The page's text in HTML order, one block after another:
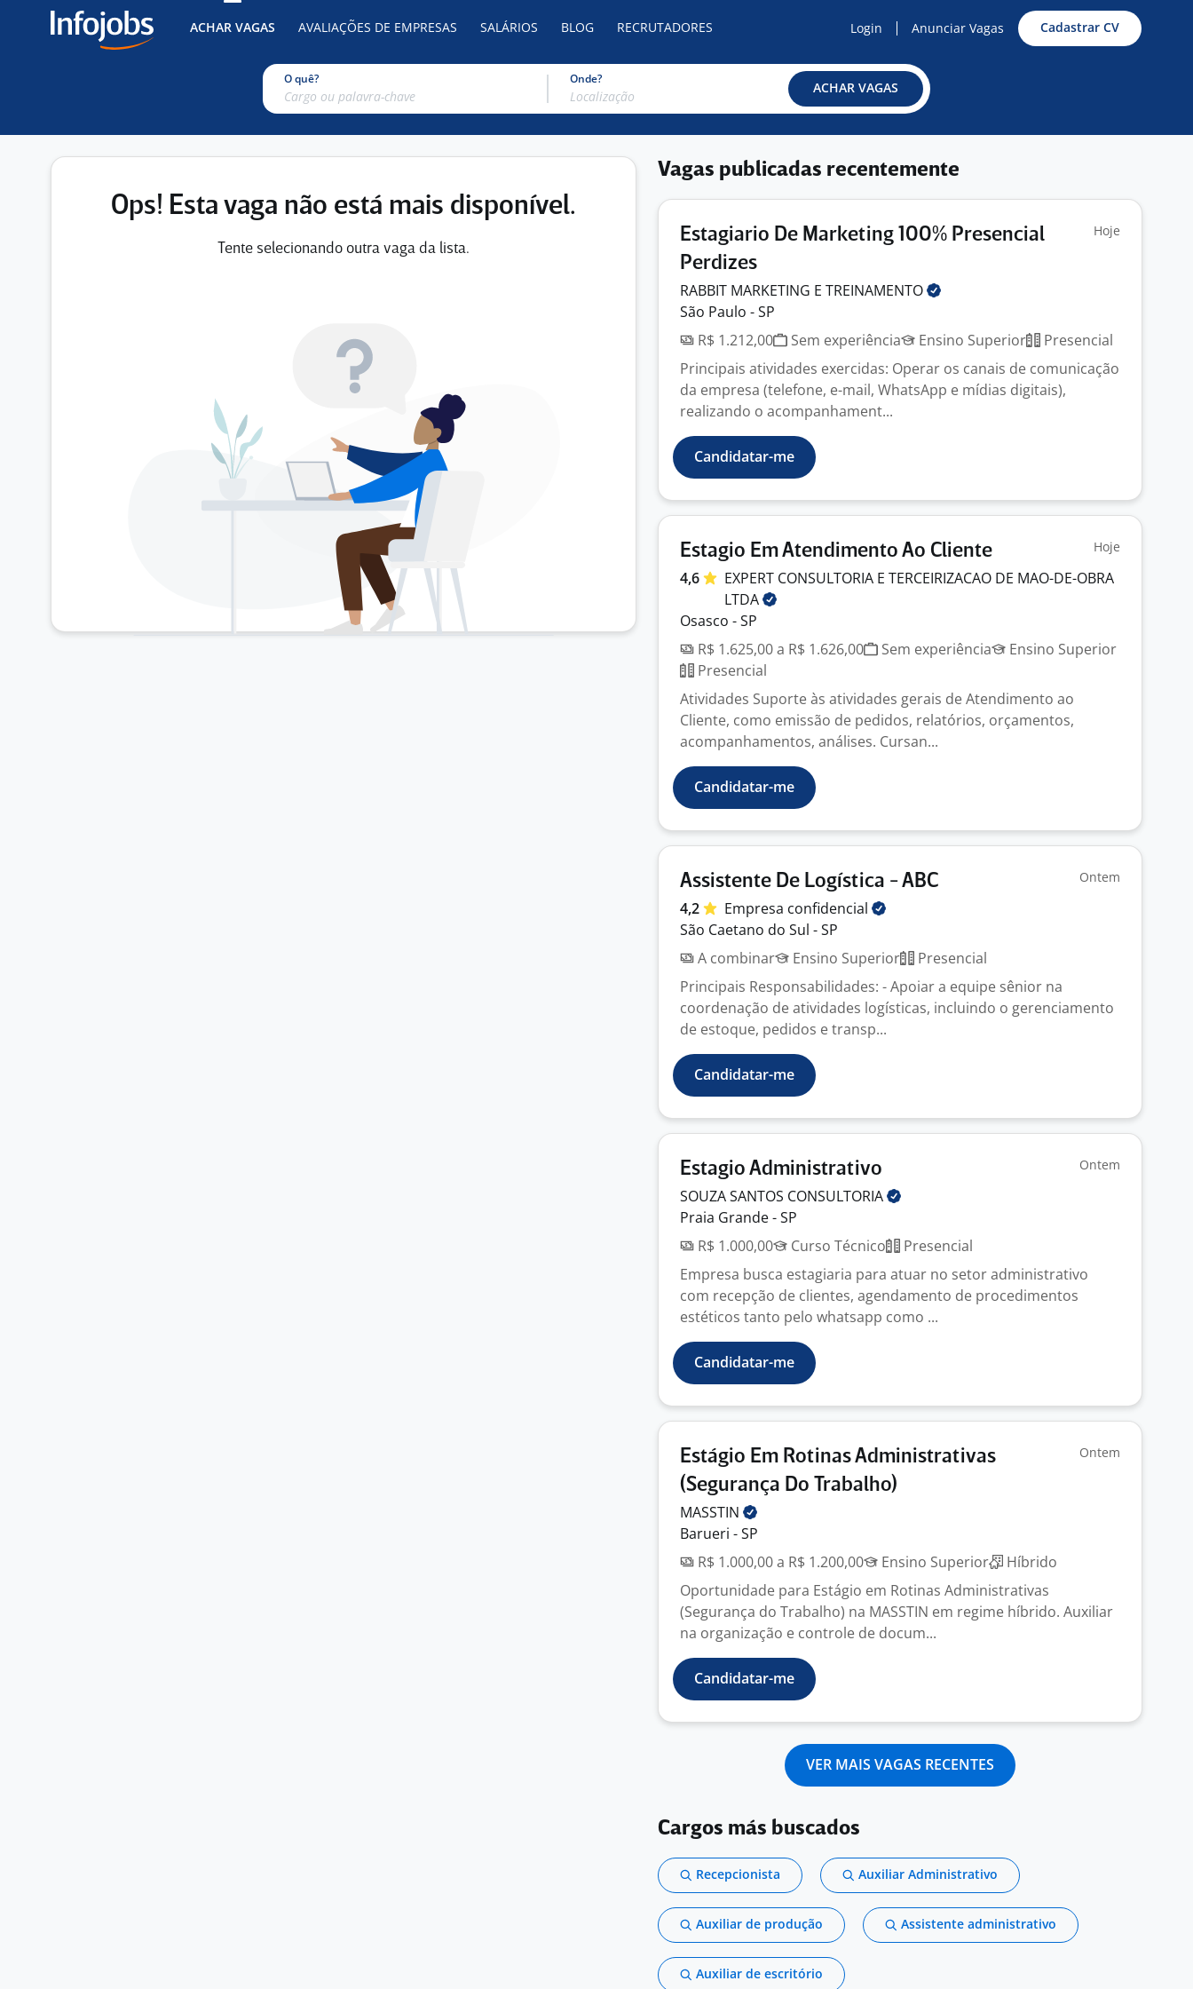
ACHAR VAGAS AVALIAÇÕES DE EMPRESAS SALÁRIOS BLOG RECRUTADORES Login Anunciar Vagas Cadastrar CV
O quê? Onde?
ACHAR VAGAS
Ops! Esta vaga não está mais disponível.
Tente selecionando outra vaga da lista.
Vagas publicadas recentemente
Estagiario De Marketing 100% Presencial
Perdizes
Hoje
RABBIT MARKETING E TREINAMENTO
São Paulo - SP
R$ 1.212,00
Sem experiência Ensino Superior
Presencial
Principais atividades exercidas: Operar os canais de comunicação
da empresa (telefone, e-mail, WhatsApp e mídias digitais),
realizando o acompanhament...
Candidatar-me
Estagio Em Atendimento Ao Cliente Hoje
4,6
EXPERT CONSULTORIA E TERCEIRIZACAO DE MAO-DE-OBRA
LTDA
Osasco - SP
R$ 1.625,00 a R$ 1.626,00
Sem experiência
Ensino Superior
Presencial
Atividades Suporte às atividades gerais de Atendimento ao
Cliente, como emissão de pedidos, relatórios, orçamentos,
acompanhamentos, análises. Cursan...
Candidatar-me
Assistente De Logística - ABC Ontem
4,2 Empresa confidencial
São Caetano do Sul - SP
A combinar
Ensino Superior
Presencial
Principais Responsabilidades: - Apoiar a equipe sênior na
coordenação de atividades logísticas, incluindo o gerenciamento
de estoque, pedidos e transp...
Candidatar-me
Estagio Administrativo Ontem
SOUZA SANTOS CONSULTORIA
Praia Grande - SP
R$ 1.000,00
Curso Técnico
Presencial
Empresa busca estagiaria para atuar no setor administrativo
com recepção de clientes, agendamento de procedimentos
estéticos tanto pelo whatsapp como ...
Candidatar-me
Estágio Em Rotinas Administrativas
(Segurança Do Trabalho)
Ontem
MASSTIN
Barueri - SP
R$ 1.000,00 a R$ 1.200,00
Ensino Superior
Híbrido
Oportunidade para Estágio em Rotinas Administrativas
(Segurança do Trabalho) na MASSTIN em regime híbrido. Auxiliar
na organização e controle de docum...
Candidatar-me
VER MAIS VAGAS RECENTES
Cargos más buscados
Recepcionista Auxiliar Administrativo
Auxiliar de produção Assistente administrativo
Auxiliar de escritório